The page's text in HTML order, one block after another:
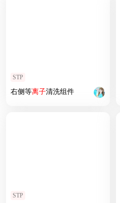
STP
右侧等离子清洗组件
STP